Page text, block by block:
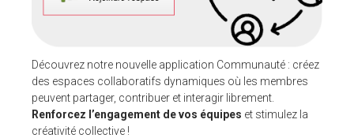
Pour ses tarifs transparents
Quel est votre besoin ?
CLIENTS
BLOG
Témoignages clients
Découvrez notre nouvelle application Communauté : créez
des espaces collaboratifs dynamiques où les membres
peuvent partager, contribuer et interagir librement.
Renforcez l’engagement de vos équipes et stimulez la
créativité collective !